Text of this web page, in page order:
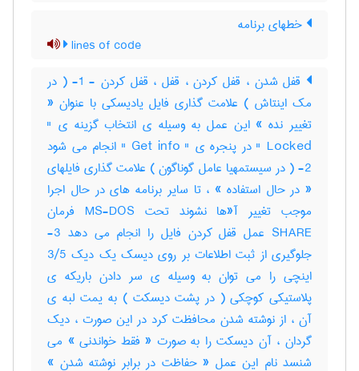
خطهای برنامه
lines of code
قفل شدن ، قفل کردن ، قفل ، قفل کردن - 1- ( در
مک اینتاش ) علامت گذاری فایل یادیسکی با عنوان «
تغییر نده » این عمل به وسیله ی انتخاب گزینه ی "
Locked " در پنجره ی " Get info " انجام می شود
2- ( در سیستمهیا عامل گوناگون ) علامت گذاری فایلهای
« در حال استفاده » ، تا سایر برنامه های در حال اجرا
موجب تغییر آ«ها نشوند تحت MS-DOS فرمان
SHARE عمل قفل کردن فایل را انجام می دهد 3-
جلوگیری از ثبت اطلاعات بر روی دیسک یک دیک 3/5
اینچی را می توان به وسیله ی سر دادن باریکه ی
پلاستیکی کوچکی ( در پشت دیسکت ) به یمت لبه ی
آن ، از نوشته شدن محافظت کرد در این صورت ، دیک
گردان ، آن دیسکت را به صورت « فقط خواندنی » می
شنسد نام این عمل « حفاظت در برابر نوشته شدن »